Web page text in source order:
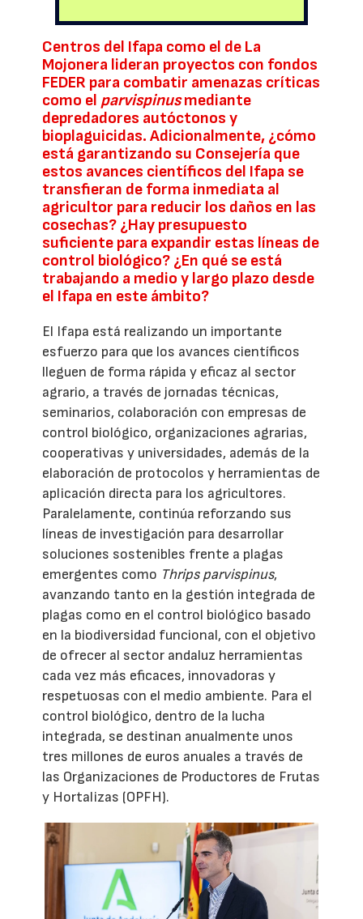
Centros del Ifapa como el de La
Mojonera lideran proyectos con fondos
FEDER para combatir amenazas críticas
como el parvispinusmediante
depredadores autóctonos y
bioplaguicidas. Adicionalmente, ¿cómo
está garantizando su Consejería que
estos avances científicos del Ifapa se
transfieran de forma inmediata al
agricultor para reducir los daños en las
cosechas? ¿Hay presupuesto
suficiente para expandir estas líneas de
control biológico? ¿En qué se está
trabajando a medio y largo plazo desde
el Ifapa en este ámbito?
El Ifapa está realizando un importante
esfuerzo para que los avances científicos
lleguen de forma rápida y eficaz al sector
agrario, a través de jornadas técnicas,
seminarios, colaboración con empresas de
control biológico, organizaciones agrarias,
cooperativas y universidades, además de la
elaboración de protocolos y herramientas de
aplicación directa para los agricultores.
Paralelamente, continúa reforzando sus
líneas de investigación para desarrollar
soluciones sostenibles frente a plagas
emergentes como Thrips parvispinus,
avanzando tanto en la gestión integrada de
plagas como en el control biológico basado
en la biodiversidad funcional, con el objetivo
de ofrecer al sector andaluz herramientas
cada vez más eficaces, innovadoras y
respetuosas con el medio ambiente. Para el
control biológico, dentro de la lucha
integrada, se destinan anualmente unos
tres millones de euros anuales a través de
las Organizaciones de Productores de Frutas
y Hortalizas (OPFH).